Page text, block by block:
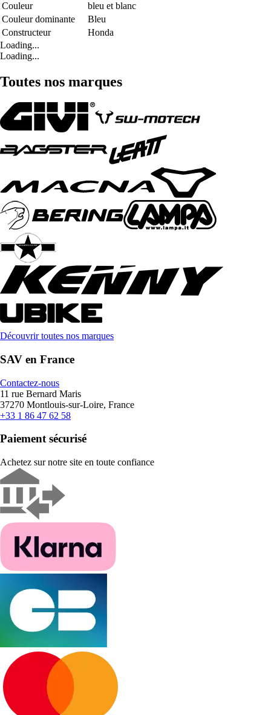
Couleur
bleu et blanc
Couleur dominante
Bleu
Constructeur
Honda
Loading...
Loading...
Toutes nos marques
Découvrir toutes nos marques
SAV en France
Contactez-nous
11 rue Bernard Maris
37270 Montlouis-sur-Loire, France
+33 1 86 47 62 58
Paiement sécurisé
Achetez sur notre site en toute confiance